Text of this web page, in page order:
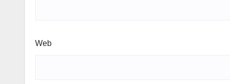
Web